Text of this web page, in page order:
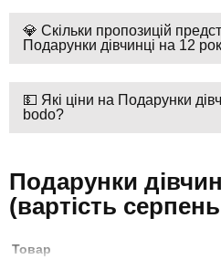
💎 Скільки пропозицій
Подарунки дівчинці на 12
💵 Які ціни на Подарунки
bodo?
Подарунки
(вартість
Товар